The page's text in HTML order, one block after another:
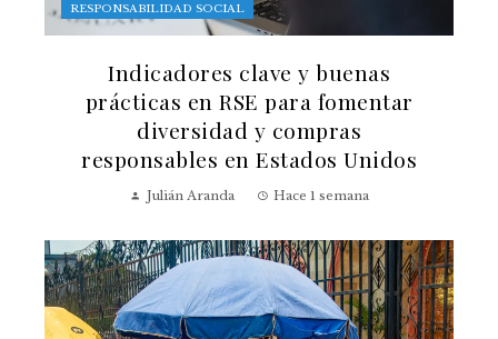
RESPONSABILIDAD SOCIAL
Indicadores clave y buenas
prácticas en RSE para fomentar
diversidad y compras
responsables en Estados Unidos
Julián Aranda Hace 1 semana